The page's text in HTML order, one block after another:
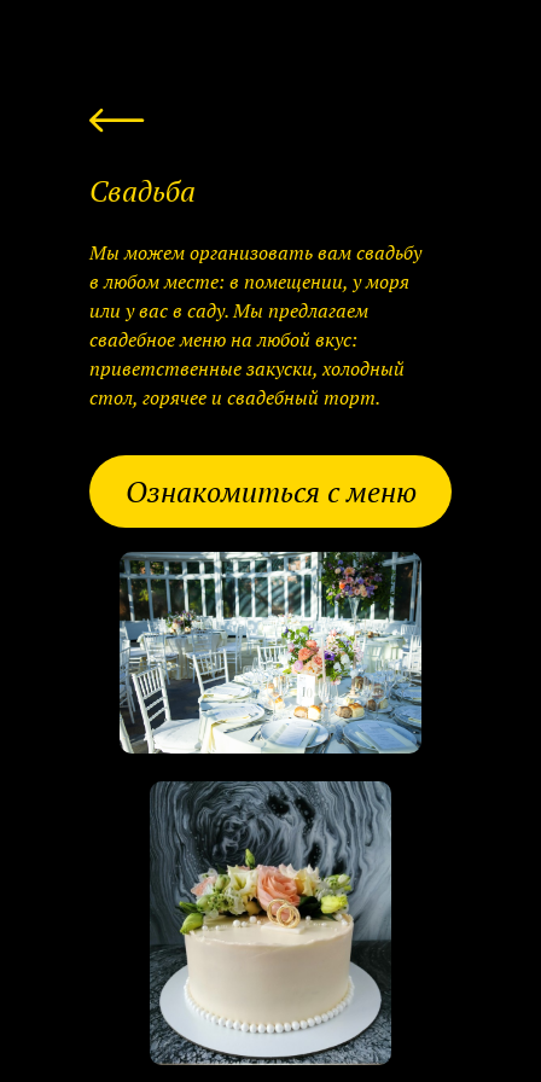
Мы можем организовать вам свадьбу
в любом месте: в помещении, у моря
или у вас в саду. Мы предлагаем
свадебное меню на любой вкус:
приветственные закуски, холодный
стол, горячее и свадебный торт.
Свадьба
Ознакомиться с меню